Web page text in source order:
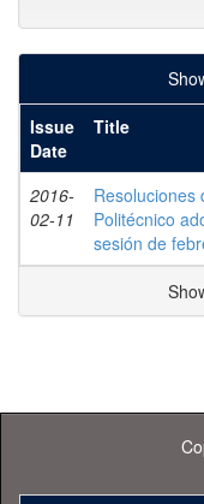
Issue
Date
Title
2016-
02-11
Resoluciones
Politécnico
sesión de